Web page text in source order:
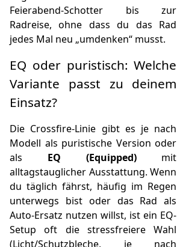
Feierabend-Schotter bis zur
Radreise, ohne dass du das Rad
jedes Mal neu „umdenken“ musst.
EQ oder puristisch: Welche
Variante passt zu deinem
Einsatz?
Die Crossfire-Linie gibt es je nach
Modell als puristische Version oder
als EQ (Equipped)mit
alltagstauglicher Ausstattung. Wenn
du täglich fährst, häufig im Regen
unterwegs bist oder das Rad als
Auto-Ersatz nutzen willst, ist ein EQ-
Setup oft die stressfreiere Wahl
(Licht/Schutzbleche, je nach